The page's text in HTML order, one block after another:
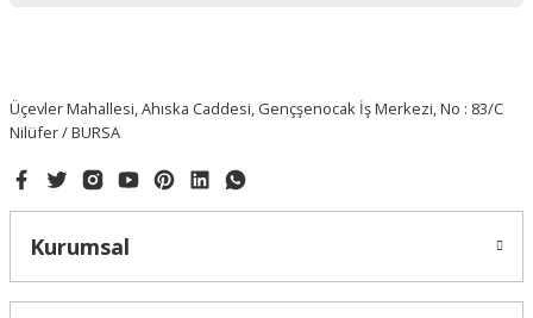
Üçevler Mahallesi, Ahıska Caddesi, Gençşenocak İş Merkezi, No : 83/C
Nilüfer / BURSA
Kurumsal